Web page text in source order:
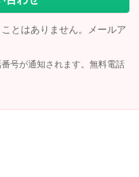
とはありません。メールア
号が通知されます。無料電話